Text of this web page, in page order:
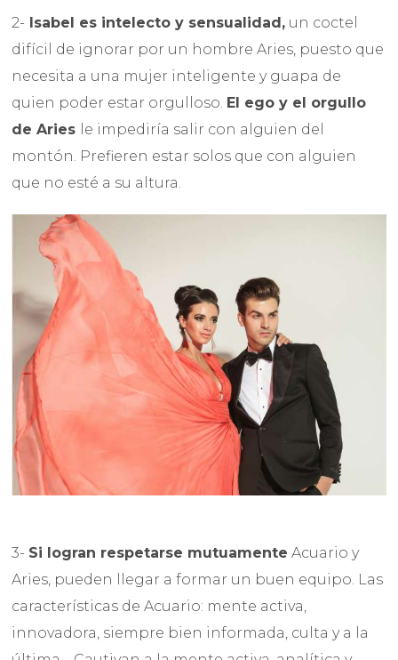
2- Isabel es intelecto y sensualidad, un coctel
difícil de ignorar por un hombre Aries, puesto que
necesita a una mujer inteligente y guapa de
quien poder estar orgulloso. El ego y el orgullo
de Aries le impediría salir con alguien del
montón. Prefieren estar solos que con alguien
que no esté a su altura.
3- Si logran respetarse mutuamente Acuario y
Aries, pueden llegar a formar un buen equipo. Las
características de Acuario: mente activa,
innovadora, siempre bien informada, culta y a la